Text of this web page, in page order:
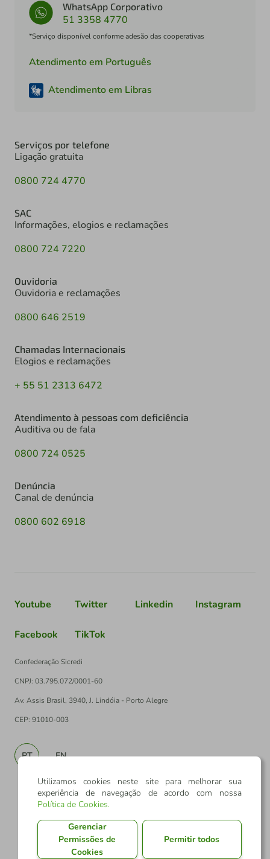
WhatsApp Corporativo
51 3358 4770
*Serviço disponível conforme adesão das cooperativas
Atendimento em Português
Atendimento em Libras
Serviços por telefone
Ligação gratuita
0800 724 4770
SAC
Informações, elogios e reclamações
0800 724 7220
Ouvidoria
Ouvidoria e reclamações
0800 646 2519
Chamadas Internacionais
Elogios e reclamações
+ 55 51 2313 6472
Atendimento à pessoas com deficiência
Auditiva ou de fala
0800 724 0525
Denúncia
Canal de denúncia
0800 602 6918
Youtube Twitter Linkedin Instagram
Facebook TikTok
Confederação Sicredi
CNPJ: 03.795.072/0001-60
Av. Assis Brasil, 3940, J. Lindóia - Porto Alegre
CEP: 91010-003
PT EN
Utilizamos cookies neste site para melhorar sua
experiência de navegação de acordo com nossa
Política de Cookies.
Gerenciar
Permissões de
Cookies
Permitir todos